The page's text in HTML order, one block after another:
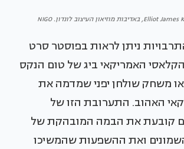
ניתן לראות בפוסטר סרט
האמריקאי ביג של טום הנקס
משחק שולחן יפני שמדמה את
האהוב. התערובת הזו של
קובעת את הבמה המובהקת של
ואת ההשפעות שהמשיכו